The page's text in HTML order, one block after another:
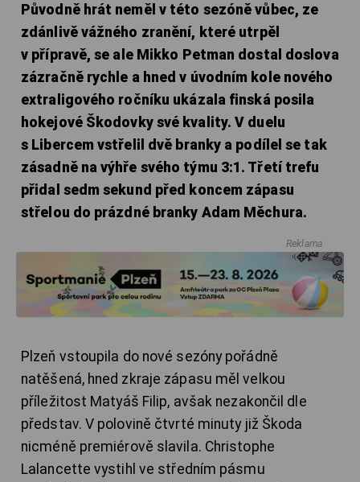
Původně hrát neměl v této sezóně vůbec, ze
zdánlivě vážného zranění, které utrpěl
v přípravě, se ale Mikko Petman dostal doslova
zázračně rychle a hned v úvodním kole nového
extraligového ročníku ukázala finská posila
hokejové Škodovky své kvality. V duelu
s Libercem vstřelil dvě branky a podílel se tak
zásadně na výhře svého týmu 3:1. Třetí trefu
přidal sedm sekund před koncem zápasu
střelou do prázdné branky Adam Měchura.
Reklama
Plzeň vstoupila do nové sezóny pořádně
natěšená, hned zkraje zápasu měl velkou
příležitost Matyáš Filip, avšak nezakončil dle
představ. V polovině čtvrté minuty již Škoda
nicméně premiérově slavila. Christophe
Lalancette vystihl ve středním pásmu